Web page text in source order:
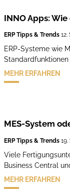
INNO Apps:
ERP Tipps & Trends
ERP-Systeme wie
MEHR ERFAHREN
MES-System
ERP Tipps & Trends
Viele
Business Central
MEHR ERFAHREN